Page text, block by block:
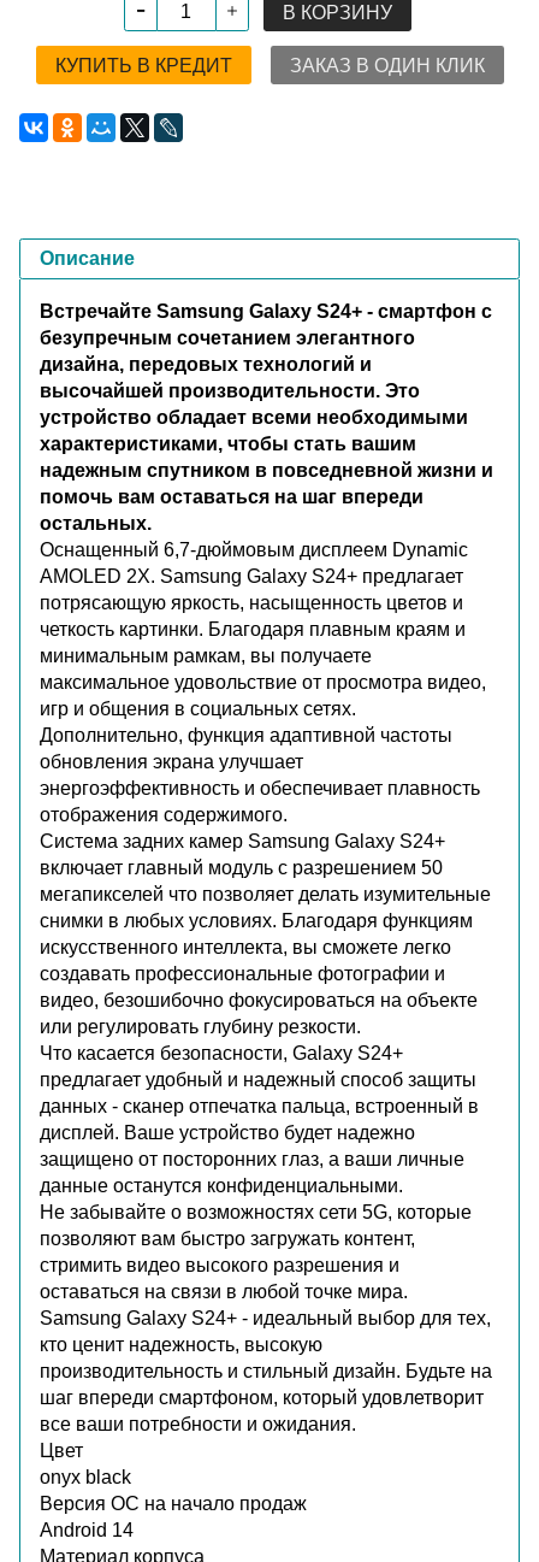
В КОРЗИНУ
КУПИТЬ В КРЕДИТ ЗАКАЗ В ОДИН КЛИК
Описание
Встречайте Samsung Galaxy S24+ - смартфон с
безупречным сочетанием элегантного
дизайна, передовых технологий и
высочайшей производительности. Это
устройство обладает всеми необходимыми
характеристиками, чтобы стать вашим
надежным спутником в повседневной жизни и
помочь вам оставаться на шаг впереди
остальных.
Оснащенный 6,7-дюймовым дисплеем Dynamic
AMOLED 2X. Samsung Galaxy S24+ предлагает
потрясающую яркость, насыщенность цветов и
четкость картинки. Благодаря плавным краям и
минимальным рамкам, вы получаете
максимальное удовольствие от просмотра видео,
игр и общения в социальных сетях.
Дополнительно, функция адаптивной частоты
обновления экрана улучшает
энергоэффективность и обеспечивает плавность
отображения содержимого.
Система задних камер Samsung Galaxy S24+
включает главный модуль с разрешением 50
мегапикселей что позволяет делать изумительные
снимки в любых условиях. Благодаря функциям
искусственного интеллекта, вы сможете легко
создавать профессиональные фотографии и
видео, безошибочно фокусироваться на объекте
или регулировать глубину резкости.
Что касается безопасности, Galaxy S24+
предлагает удобный и надежный способ защиты
данных - сканер отпечатка пальца, встроенный в
дисплей. Ваше устройство будет надежно
защищено от посторонних глаз, а ваши личные
данные останутся конфиденциальными.
Не забывайте о возможностях сети 5G, которые
позволяют вам быстро загружать контент,
стримить видео высокого разрешения и
оставаться на связи в любой точке мира.
Samsung Galaxy S24+ - идеальный выбор для тех,
кто ценит надежность, высокую
производительность и стильный дизайн. Будьте на
шаг впереди смартфоном, который удовлетворит
все ваши потребности и ожидания.
Цвет
onyx black
Версия ОС на начало продаж
Android 14
Материал корпуса